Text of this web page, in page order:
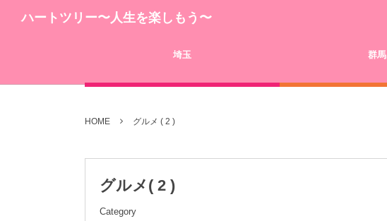
ハートツリー〜人生を楽しもう〜
埼玉 群馬
HOME グルメ ( 2 )
グルメ( 2 )
Category